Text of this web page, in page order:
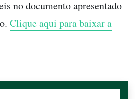
no documento apresentado
Clique aqui para baixar a